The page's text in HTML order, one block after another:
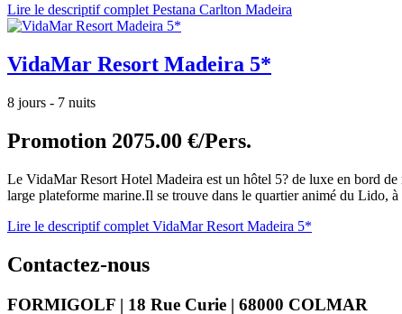
Lire le descriptif complet Pestana Carlton Madeira
VidaMar Resort Madeira 5*
8 jours - 7 nuits
Promotion 2075.00 €/Pers.
Le VidaMar Resort Hotel Madeira est un hôtel 5? de luxe en bord de
large plateforme marine.Il se trouve dans le quartier animé du Lido,
Lire le descriptif complet VidaMar Resort Madeira 5*
Contactez-nous
FORMIGOLF | 18 Rue Curie | 68000 COLMAR